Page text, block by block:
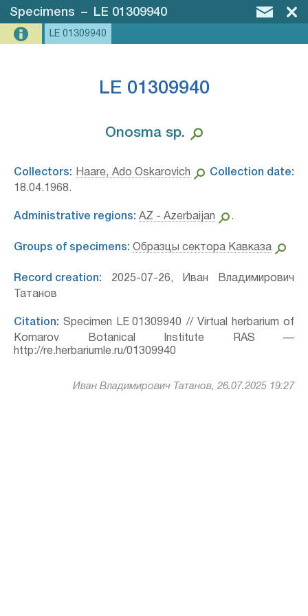
Specimens – LE 01309940
LE 01309940
LE 01309940
Onosma sp.⁣
Collectors: Haare, Ado Oskarovich
Collection date:
18.04.1968.
Administrative regions: AZ - Azerbaijan .
Groups of specimens: Образцы сектора Кавказа
Record creation: 2025-07-26, Иван Владимирович
Татанов
Citation: Specimen LE 01309940 // Virtual herbarium of
Komarov Botanical Institute RAS —
http://re.herbariumle.ru/01309940
Иван Владимирович Татанов, 26.07.2025 19:27